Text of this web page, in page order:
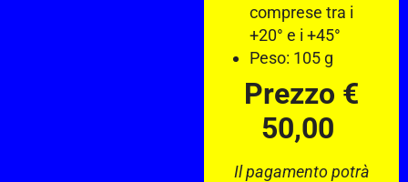
comprese tra i
+20° e i +45°
Peso: 105 g
Prezzo €
50,00
Il pagamento potrà